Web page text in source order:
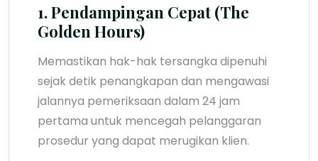
1. Pendampingan Cepat (The
Golden Hours)
Memastikan hak-hak tersangka dipenuhi
sejak detik penangkapan dan mengawasi
jalannya pemeriksaan dalam 24 jam
pertama untuk mencegah pelanggaran
prosedur yang dapat merugikan klien.